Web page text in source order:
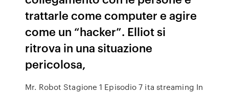
trattarle come computer e agire
come un “hacker”. Elliot si
ritrova in una situazione
pericolosa,
Mr. Robot Stagione 1 Episodio 7 ita streaming In